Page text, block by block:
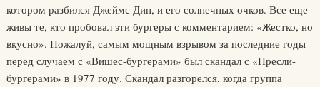
котором разбился Джеймс Дин, и его солнечных очков. Все еще
живы те, кто пробовал эти бургеры с комментарием: «Жестко, но
вкусно». Пожалуй, самым мощным взрывом за последние годы
перед случаем с «Вишес-бургерами» был скандал с «Пресли-
бургерами» в 1977 году. Скандал разгорелся, когда группа